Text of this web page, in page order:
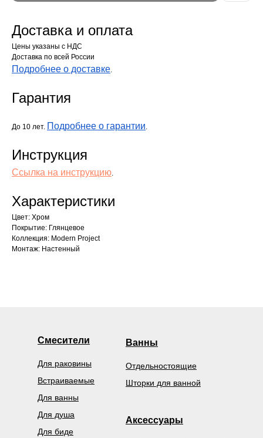
Доставка и оплата
Цены указаны с НДС
Доставка по всей России
Подробнее о доставке.
Гарантия
До 10 лет. Подробнее о гарантии.
Инструкция
Ссылка на инструкцию.
Характеристики
Цвет: Хром
Покрытие: Глянцевое
Коллекция: Modern Project
Монтаж: Настенный
Смесители
Встраиваемые
Для биде
Для ванны
Для душа
Для раковины
Ванны
Отдельностоящие
Шторки для ванной
Аксессуары